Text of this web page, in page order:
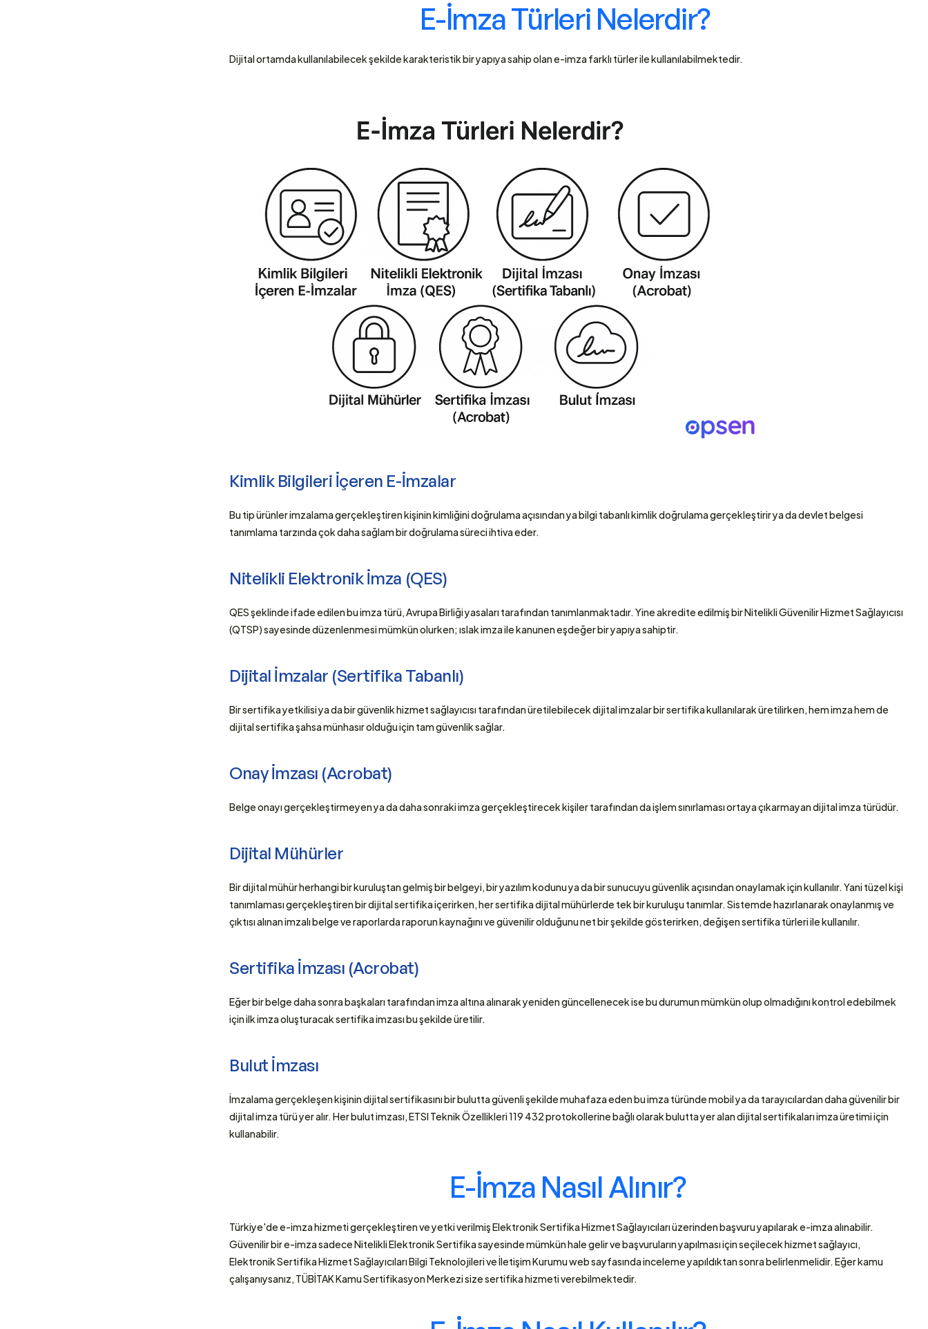
E-İmza Türleri Nelerdir?
Dijital ortamda kullanılabilecek şekilde karakteristik bir yapıya sahip olan e-imza farklı türler ile kullanılabilmektedir.
Kimlik Bilgileri İçeren E-İmzalar
Bu tip ürünler imzalama gerçekleştiren kişinin kimliğini doğrulama açısından ya bilgi tabanlı kimlik doğrulama gerçekleştirir ya da devlet belgesi
tanımlama tarzında çok daha sağlam bir doğrulama süreci ihtiva eder.
Nitelikli Elektronik İmza (QES)
QES şeklinde ifade edilen bu imza türü, Avrupa Birliği yasaları tarafından tanımlanmaktadır. Yine akredite edilmiş bir Nitelikli Güvenilir Hizmet Sağlayıcısı
(QTSP) sayesinde düzenlenmesi mümkün olurken; ıslak imza ile kanunen eşdeğer bir yapıya sahiptir.
Dijital İmzalar (Sertifika Tabanlı)
Bir sertifika yetkilisi ya da bir güvenlik hizmet sağlayıcısı tarafından üretilebilecek dijital imzalar bir sertifika kullanılarak üretilirken, hem imza hem de
dijital sertifika şahsa münhasır olduğu için tam güvenlik sağlar.
Onay İmzası (Acrobat)
Belge onayı gerçekleştirmeyen ya da daha sonraki imza gerçekleştirecek kişiler tarafından da işlem sınırlaması ortaya çıkarmayan dijital imza türüdür.
Dijital Mühürler
Bir dijital mühür herhangi bir kuruluştan gelmiş bir belgeyi, bir yazılım kodunu ya da bir sunucuyu güvenlik açısından onaylamak için kullanılır. Yani tüzel kişi
tanımlaması gerçekleştiren bir dijital sertifika içerirken, her sertifika dijital mühürlerde tek bir kuruluşu tanımlar. Sistemde hazırlanarak onaylanmış ve
çıktısı alınan imzalı belge ve raporlarda raporun kaynağını ve güvenilir olduğunu net bir şekilde gösterirken, değişen sertifika türleri ile kullanılır.
Sertifika İmzası (Acrobat)
Eğer bir belge daha sonra başkaları tarafından imza altına alınarak yeniden güncellenecek ise bu durumun mümkün olup olmadığını kontrol edebilmek
için ilk imza oluşturacak sertifika imzası bu şekilde üretilir.
Bulut İmzası
İmzalama gerçekleşen kişinin dijital sertifikasını bir bulutta güvenli şekilde muhafaza eden bu imza türünde mobil ya da tarayıcılardan daha güvenilir bir
dijital imza türü yer alır. Her bulut imzası, ETSI Teknik Özellikleri 119 432 protokollerine bağlı olarak bulutta yer alan dijital sertifikaları imza üretimi için
kullanabilir.
E-İmza Nasıl Alınır?
Türkiye'de e-imza hizmeti gerçekleştiren ve yetki verilmiş Elektronik Sertifika Hizmet Sağlayıcıları üzerinden başvuru yapılarak e-imza alınabilir.
Güvenilir bir e-imza sadece Nitelikli Elektronik Sertifika sayesinde mümkün hale gelir ve başvuruların yapılması için seçilecek hizmet sağlayıcı,
Elektronik Sertifika Hizmet Sağlayıcıları Bilgi Teknolojileri ve İletişim Kurumu web sayfasında inceleme yapıldıktan sonra belirlenmelidir. Eğer kamu
çalışanıysanız, TÜBİTAK Kamu Sertifikasyon Merkezi size sertifika hizmeti verebilmektedir.